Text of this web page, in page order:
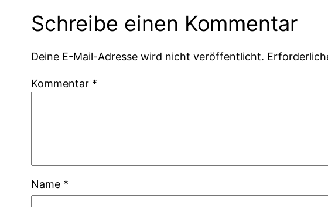
Schreibe einen Kommentar
Deine E-Mail-Adresse wird nicht veröffentlicht.
Kommentar *
Name *